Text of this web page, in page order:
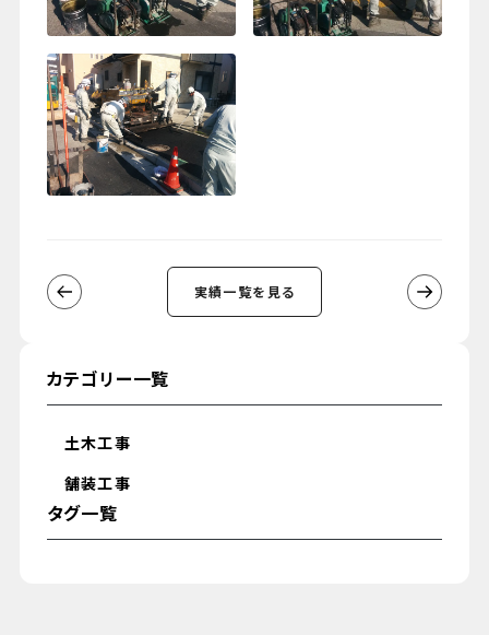
実績一覧を見る
カテゴリー一覧
土木工事
舗装工事
タグ一覧